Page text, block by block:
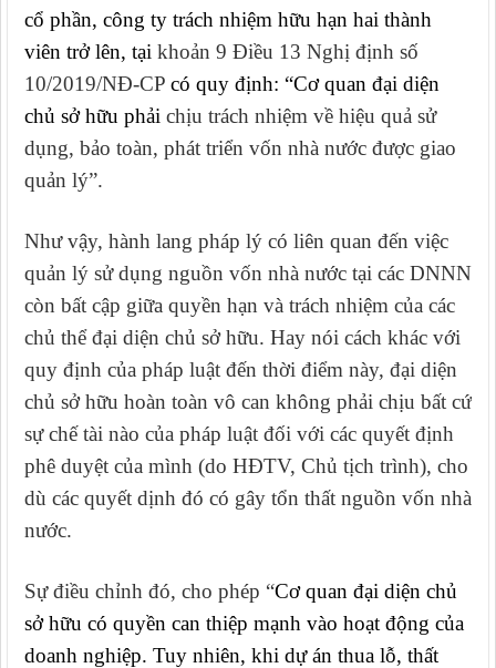
cổ phần, công ty trách nhiệm hữu hạn hai thành
viên trở lên, tại khoản 9 Điều 13 Nghị định số
10/2019/NĐ-CP có quy định: “Cơ quan đại diện
chủ sở hữu phải chịu trách nhiệm về hiệu quả sử
dụng, bảo toàn, phát triển vốn nhà nước được giao
quản lý”.
Như vậy, hành lang pháp lý có liên quan đến việc
quản lý sử dụng nguồn vốn nhà nước tại các DNNN
còn bất cập giữa quyền hạn và trách nhiệm của các
chủ thể đại diện chủ sở hữu. Hay nói cách khác với
quy định của pháp luật đến thời điểm này, đại diện
chủ sở hữu hoàn toàn vô can không phải chịu bất cứ
sự chế tài nào của pháp luật đối với các quyết định
phê duyệt của mình (do HĐTV, Chủ tịch trình), cho
dù các quyết dịnh đó có gây tổn thất nguồn vốn nhà
nước.
Sự điều chỉnh đó, cho phép “Cơ quan đại diện chủ
sở hữu có quyền can thiệp mạnh vào hoạt động của
doanh nghiệp. Tuy nhiên, khi dự án thua lỗ, thất